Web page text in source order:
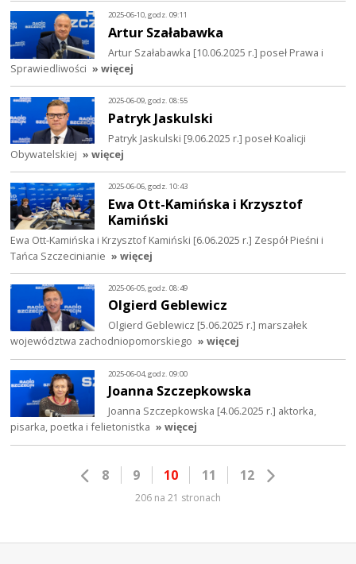
2025-06-10, godz. 09:11
Artur Szałabawka
Artur Szałabawka [10.06.2025 r.] poseł Prawa i
Sprawiedliwości » więcej
2025-06-09, godz. 08:55
Patryk Jaskulski
Patryk Jaskulski [9.06.2025 r.] poseł Koalicji
Obywatelskiej » więcej
2025-06-06, godz. 10:43
Ewa Ott-Kamińska i Krzysztof
Kamiński
Ewa Ott-Kamińska i Krzysztof Kamiński [6.06.2025 r.] Zespół Pieśni i
Tańca Szczecinianie » więcej
2025-06-05, godz. 08:49
Olgierd Geblewicz
Olgierd Geblewicz [5.06.2025 r.] marszałek
województwa zachodniopomorskiego » więcej
2025-06-04, godz. 09:00
Joanna Szczepkowska
Joanna Szczepkowska [4.06.2025 r.] aktorka,
pisarka, poetka i felietonistka » więcej
8 9 10 11 12
206 na 21 stronach